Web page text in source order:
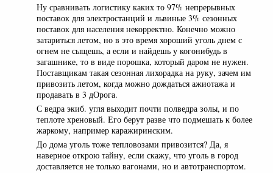
Ну сравнивать логистику каких то 97% непрерывных
поставок для электростанций и львиные 3% сезонных
поставок для населения некорректно. Конечно можно
затариться летом, но в это время хороший уголь днем с
огнем не сыщешь, а если и найдешь у когонибудь в
загашнике, то в виде порошка, который даром не нужен.
Поставщикам такая сезонная лихорадка на руку, зачем им
привозить летом, когда можно дождаться ажиотажа и
продавать в 3 дОрога.
С ведра экиб. угля выходит почти полведра золы, и по
теплоте хреновый. Его берут разве что подмешать к более
жаркому, например каражиринским.
До дома уголь тоже тепловозами привозится? Да, я
наверное открою тайну, если скажу, что уголь в город
доставляется не только вагонами, но и автотранспортом.